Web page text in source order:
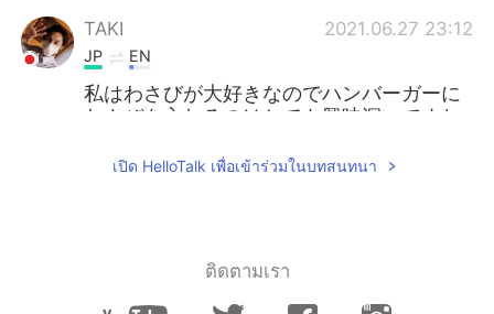
TAKI 2021.06.27 23:12
JP EN
私はわさびが大好きなのでハンバーガーに
わさびを入れるのはとても興味深いですね
わけてください😂
เปิด HelloTalk เพื่อเข้าร่วมในบทสนทนา
ติดตามเรา